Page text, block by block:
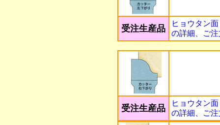
受注生産品
ヒョウタン
の詳細、ご
受注生産品
ヒョウタン
の詳細、ご